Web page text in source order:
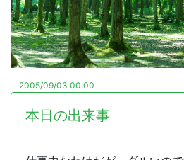
2005/09/03 00:00
本日の出来事